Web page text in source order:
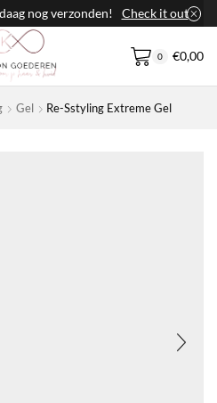
nog verzonden! Check it out
0 €0,00
Gel Re-Sstyling Extreme Gel